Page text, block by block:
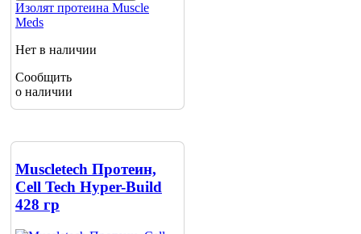
Изолят протеина Muscle
Meds
Нет в наличии
Сообщить
о наличии
Muscletech Протеин,
Cell Tech Hyper-Build
428 гр